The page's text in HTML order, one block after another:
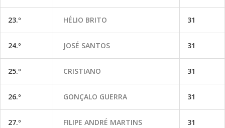
23.º HÉLIO BRITO 31
24.º JOSÉ SANTOS 31
25.º CRISTIANO 31
26.º GONÇALO GUERRA 31
27.º FILIPE ANDRÉ MARTINS 31